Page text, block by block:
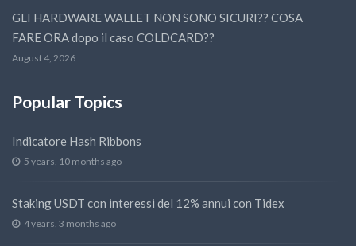
GLI HARDWARE WALLET NON SONO SICURI?? COSA
FARE ORA dopo il caso COLDCARD??
August 4, 2026
Popular Topics
Indicatore Hash Ribbons
5 years, 10 months ago
Staking USDT con interessi del 12% annui con Tidex
4 years, 3 months ago